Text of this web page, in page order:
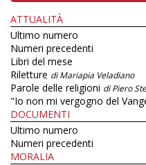
ATTUALITÀ
Ultimo numero
Numeri precedenti
Libri del mese
Riletture di Mariapia Veladiano
Parole delle religioni di Piero
"Io non mi vergogno del
DOCUMENTI
Ultimo numero
Numeri precedenti
MORALIA